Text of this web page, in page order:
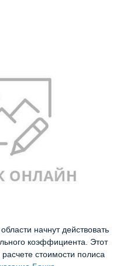
начнут действовать
коэффициента. Этот
стоимости полиса